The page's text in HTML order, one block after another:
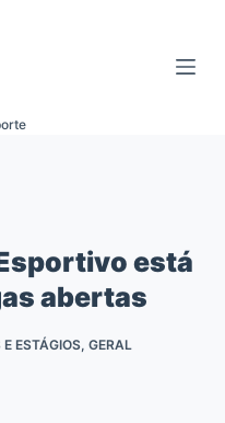
está
abertas
E ESTÁGIOS,GERAL